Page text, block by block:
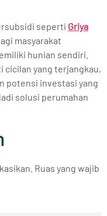
seperti Griya
masyarakat
hunian sendiri.
cicilan yang terjangkau,
potensi investasi yang
solusi perumahan
Ruas yang wajib